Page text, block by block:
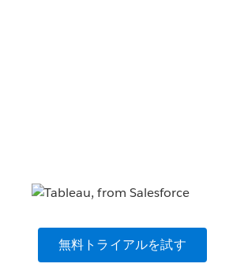
無料トライアルを試す